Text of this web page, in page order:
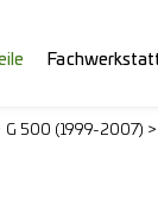
G 500 (1999-2007)